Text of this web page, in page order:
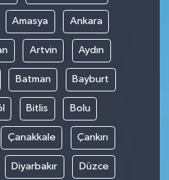
Amasya Ankara
Artvin Aydın
Batman Bayburt
Bitlis Bolu
Çanakkale Çankırı
Diyarbakır Düzce